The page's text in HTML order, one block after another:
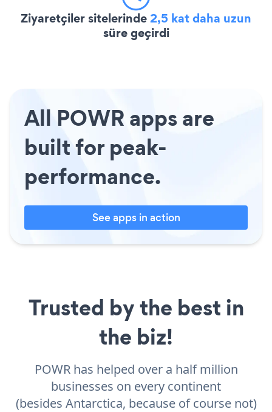
Ziyaretçiler sitelerinde2,5 kat daha uzun
süre geçirdi
All POWR apps are
built for peak-
performance.
See apps in action
Trusted by the best in
the biz!
POWR has helped over a half million
businesses on every continent
(besides Antarctica, because of course not)